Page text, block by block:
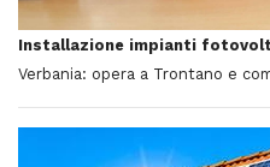
Installazione impianti
Verbania: opera a Trontano e